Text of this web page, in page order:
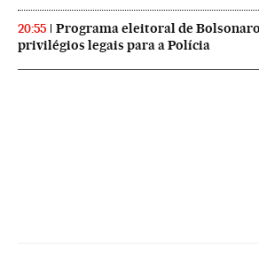
20:55
Programa eleitoral de
privilégios legais para a Polícia